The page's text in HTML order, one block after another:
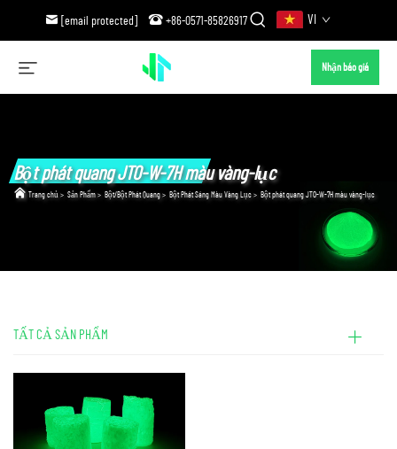
[email protected] +86-0571-85826917 VI
Nhận báo giá
Bột phát quang JTO-W-7H màu vàng-lục
Trang chủ > Sản Phẩm > Bột/Bột Phát Quang > Bột Phát Sáng Màu Vàng Lục > Bột phát quang JTO-W-7H màu vàng-lục
TẤT CẢ SẢN PHẨM